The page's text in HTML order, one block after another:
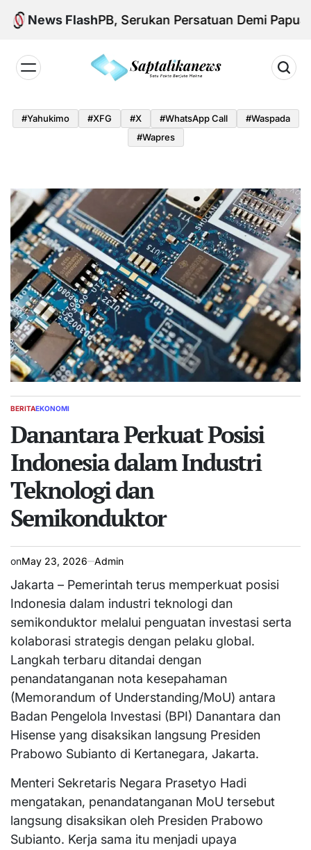
Skip
News Flash
Aksi KNPB, Serukan Persatuan Demi Papua yang
#yahukimo #XFG #x #WhatsApp Call
#waspada
#Wapres
POSTED
BERITAEKONOMI
Danantara Perkuat Posisi
Indonesia dalam Industri
Teknologi dan
Semikonduktor
onMay 23, 2026 Admin
Jakarta – Pemerintah terus memperkuat posisi
Indonesia dalam industri teknologi dan
semikonduktor melalui penguatan investasi serta
kolaborasi strategis dengan pelaku global.
Langkah terbaru ditandai dengan
penandatanganan nota kesepahaman
(Memorandum of Understanding/MoU) antara
Badan Pengelola Investasi (BPI) Danantara dan
Hisense yang disaksikan langsung Presiden
Prabowo Subianto di Kertanegara, Jakarta.
Menteri Sekretaris Negara Prasetyo Hadi
mengatakan, penandatanganan MoU tersebut
langsung disaksikan oleh Presiden Prabowo
Subianto. Kerja sama itu menjadi upaya